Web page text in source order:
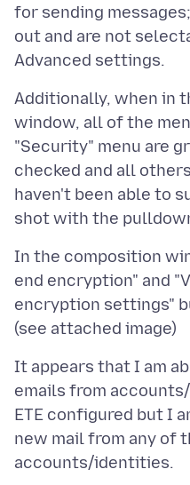
for sending
out and are not
Additionally, when in
window, all of the
"Security" menu are
checked and all
haven't been able to
In the composition
end encryption" and
encryption settings"
It appears that I am
emails from
ETE configured but I
new mail from any of